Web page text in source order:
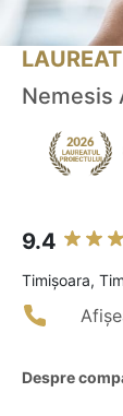
Nemesis
9.4
Timişoara,
Despre